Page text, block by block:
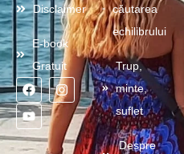
Disclaimer
E-book
Gratuit
căutarea
echilibrului
Trup,
minte,
suflet
Despre